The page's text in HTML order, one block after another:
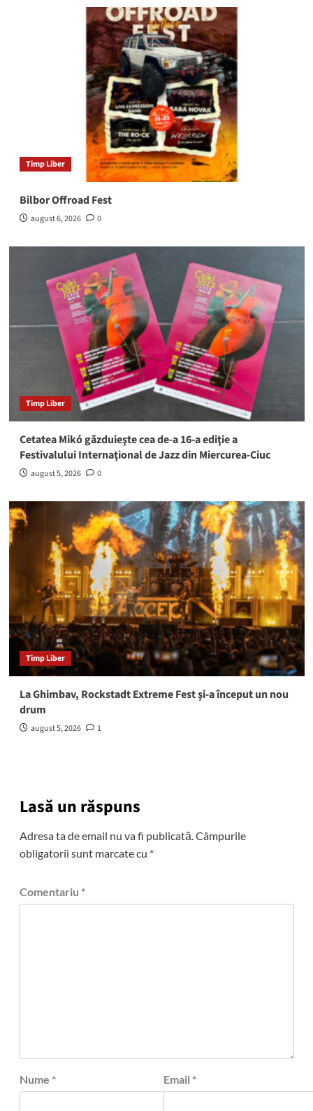
Timp Liber
Bilbor Offroad Fest
august 6, 2026 0
Timp Liber
Cetatea Mikó găzduieşte cea de-a 16-a ediţie a
Festivalului Internaţional de Jazz din Miercurea-Ciuc
august 5, 2026 0
Timp Liber
La Ghimbav, Rockstadt Extreme Fest şi-a început un nou
drum
august 5, 2026 1
Lasă un răspuns
Adresa ta de email nu va fi publicată.Câmpurile
obligatorii sunt marcate cu *
Comentariu *
Nume * Email *